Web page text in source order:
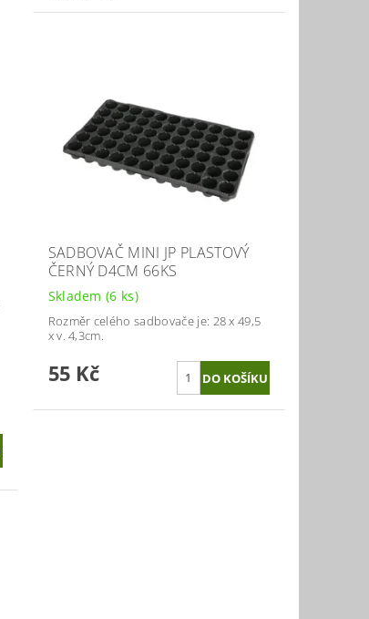
SADBOVAČ MINI JP PLASTOVÝ
ČERNÝ D4CM 66KS
Skladem(6 ks)
Rozměr celého sadbovače je: 28 x 49,5
x v. 4,3cm.
55 Kč